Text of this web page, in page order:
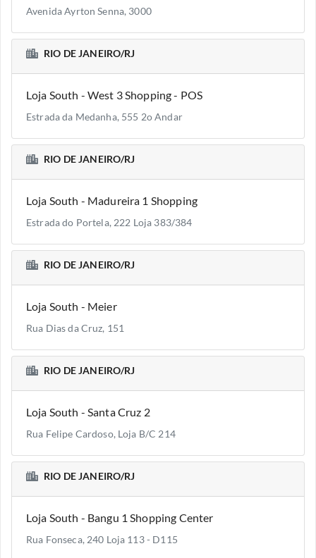
Avenida Ayrton Senna, 3000
RIO DE JANEIRO/RJ
Loja South - West 3 Shopping - POS
Estrada da Medanha, 555 2o Andar
RIO DE JANEIRO/RJ
Loja South - Madureira 1 Shopping
Estrada do Portela, 222 Loja 383/384
RIO DE JANEIRO/RJ
Loja South - Meier
Rua Dias da Cruz, 151
RIO DE JANEIRO/RJ
Loja South - Santa Cruz 2
Rua Felipe Cardoso, Loja B/C 214
RIO DE JANEIRO/RJ
Loja South - Bangu 1 Shopping Center
Rua Fonseca, 240 Loja 113 - D115